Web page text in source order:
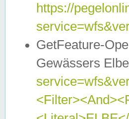
https://
GetFeature-
Gewässers